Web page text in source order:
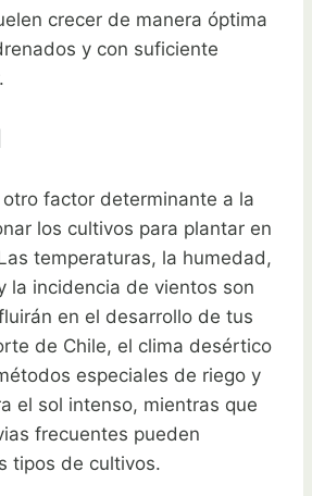
crecer de manera óptima
y con suficiente
otro factor determinante a la
los cultivos para plantar en
temperaturas, la humedad,
la incidencia de vientos son
en el desarrollo de tus
de Chile, el clima desértico
especiales de riego y
el sol intenso, mientras que
frecuentes pueden
tipos de cultivos.